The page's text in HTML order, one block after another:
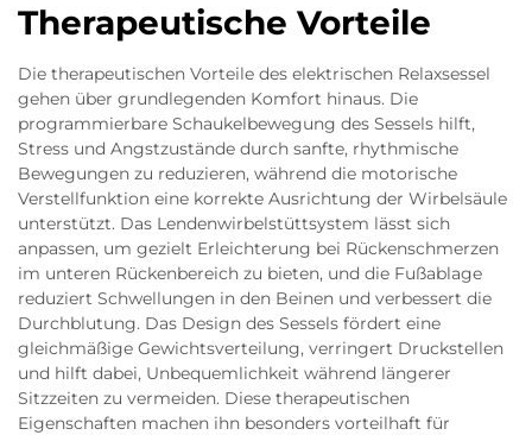
Therapeutische Vorteile
Die therapeutischen Vorteile des elektrischen Relaxsessel
gehen über grundlegenden Komfort hinaus. Die
programmierbare Schaukelbewegung des Sessels hilft,
Stress und Angstzustände durch sanfte, rhythmische
Bewegungen zu reduzieren, während die motorische
Verstellfunktion eine korrekte Ausrichtung der Wirbelsäule
unterstützt. Das Lendenwirbelstüttsystem lässt sich
anpassen, um gezielt Erleichterung bei Rückenschmerzen
im unteren Rückenbereich zu bieten, und die Fußablage
reduziert Schwellungen in den Beinen und verbessert die
Durchblutung. Das Design des Sessels fördert eine
gleichmäßige Gewichtsverteilung, verringert Druckstellen
und hilft dabei, Unbequemlichkeit während längerer
Sitzzeiten zu vermeiden. Diese therapeutischen
Eigenschaften machen ihn besonders vorteilhaft für